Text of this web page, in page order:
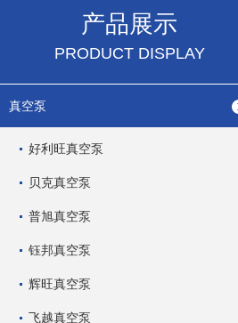
产品展示
PRODUCT DISPLAY
真空泵
好利旺真空泵
贝克真空泵
普旭真空泵
钰邦真空泵
辉旺真空泵
飞越真空泵